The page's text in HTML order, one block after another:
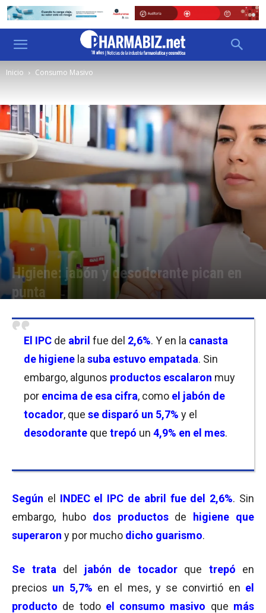
Inicio Consumo Masivo
Higiene: jabón y desodorante pican en
punta
El IPC de abril fue del 2,6%. Y en la canasta
de higiene la suba estuvo empatada. Sin
embargo, algunos productos escalaron muy
por encima de esa cifra, como el jabón de
tocador, que se disparó un 5,7% y el
desodorante que trepó un 4,9% en el mes.
Según el INDEC el IPC de abril fue del 2,6%. Sin
embargo, hubodos productos de
higiene que
superaron y por mucho dicho guarismo.
Se trata del jabón de tocador que trepó
en
precios un 5,7% en el mes, y se convirtió en el
producto de todo el consumo masivo que más